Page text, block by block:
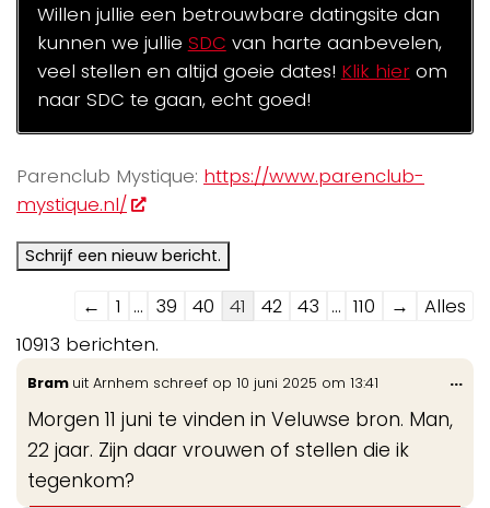
Willen jullie een betrouwbare datingsite dan
kunnen we jullie SDC van harte aanbevelen,
veel stellen en altijd goeie dates! Klik hierom
naar SDC te gaan, echt goed!
Parenclub Mystique: https://www.parenclub-
mystique.nl/
Navigatie
door
de
gastenboek-
lijst
← 1 ... 39 40 41 42 43 ... 110 →
Alles
10913 berichten.
Bram uit Arnhem schreef op 10 juni 2025 om 13:41
Morgen 11 juni te vinden in Veluwse bron. Man,
22 jaar. Zijn daar vrouwen of stellen die ik
tegenkom?
...